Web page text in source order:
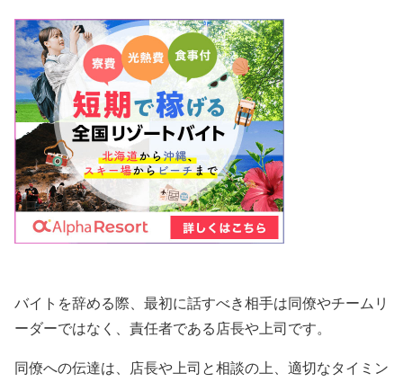
バイトを辞める際、最初に話すべき相手は同僚やチームリ
ーダーではなく、責任者である店長や上司です。
同僚への伝達は、店長や上司と相談の上、適切なタイミン